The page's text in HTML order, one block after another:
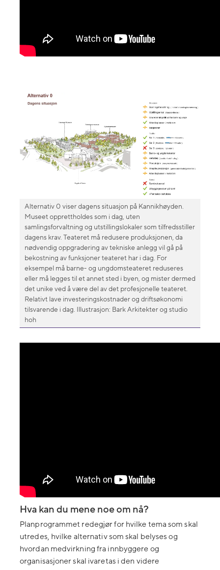
Alternativ 0 viser dagens situasjon på Kannikhøyden.
Museet opprettholdes som i dag, uten
samlingsforvaltning og utstillingslokaler som tilfredsstiller
dagens krav. Teateret må redusere produksjonen, da
nødvendig oppgradering av tekniske anlegg vil gå på
bekostning av funksjoner teateret har i dag. For
eksempel må barne- og ungdomsteateret reduseres
eller må legges til et annet sted i byen, og mister dermed
det unike ved å være del av det profesjonelle teateret.
Relativt lave investeringskostnader og driftsøkonomi
tilsvarende i dag. Illustrasjon: Bark Arkitekter og studio
hoh
Hva kan du mene noe om nå?
Planprogrammet redegjør for hvilke tema som skal
utredes, hvilke alternativ som skal belyses og
hvordan medvirkning fra innbyggere og
organisasjoner skal ivaretas i den videre